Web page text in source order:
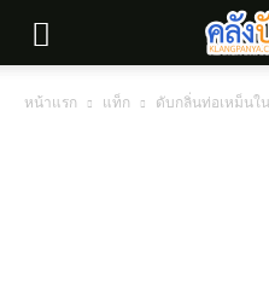
หน้าแรก แท็ก ดับกลิ่นท่อเหม็นใ